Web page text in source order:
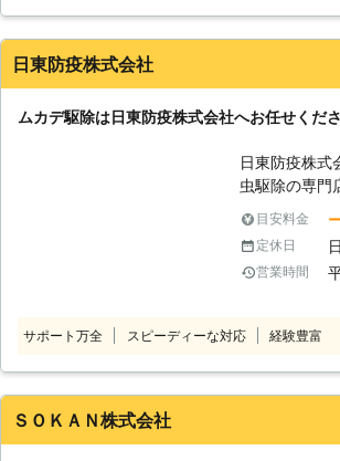
に遭う前の対
に安心価格に
日東防疫株式会社
ムカデ駆除は日東防疫株式会社へお任せくだ
日東防疫株式
虫駆除の専門
・浴室でム
根裏にムカデ
東防疫株式会
ただけるサ
日東防疫株式
目安料金
定休日
営業時間
サポート万全 スピーディーな対応 経験豊富
ＳＯＫＡＮ株式会社